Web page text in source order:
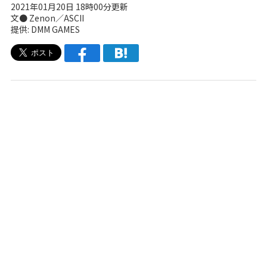
2021年01月20日 18時00分更新
文● Zenon／ASCII
提供: DMM GAMES